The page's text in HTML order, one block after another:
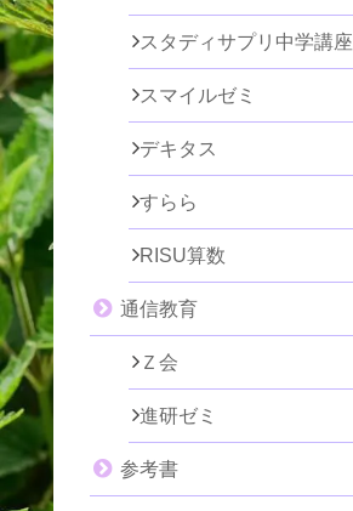
スタディサプリ中学講座
スマイルゼミ
デキタス
すらら
RISU算数
通信教育
Ｚ会
進研ゼミ
参考書